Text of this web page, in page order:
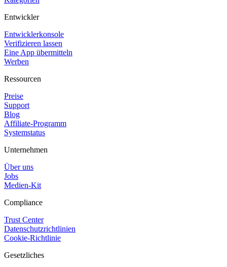
Entwickler
Entwicklerkonsole
Verifizieren lassen
Eine App übermitteln
Werben
Ressourcen
Preise
Support
Blog
Affiliate-Programm
Systemstatus
Unternehmen
Über uns
Jobs
Medien-Kit
Compliance
Trust Center
Datenschutzrichtlinien
Cookie-Richtlinie
Gesetzliches